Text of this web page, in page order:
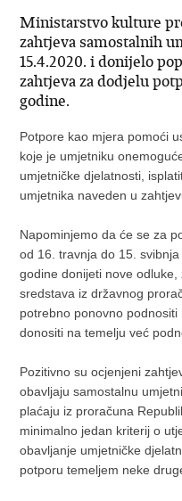
Ministarstvo kulture
zahtjeva samostalnih
15.4.2020. i donijelo
zahtjeva za dodjelu
godine.
Potpore kao mjera pomoći
koje je umjetniku
umjetničke djelatnosti,
umjetnika naveden u
Napominjemo da će se za
od 16. travnja do 15.
godine donijeti nove
sredstava iz državnog
potrebno ponovno
donositi na temelju već
Pozitivno su ocjenjeni
obavljaju samostalnu
plaćaju iz proračuna
minimalno jedan kriterij o
obavljanje umjetničke
potporu temeljem neke